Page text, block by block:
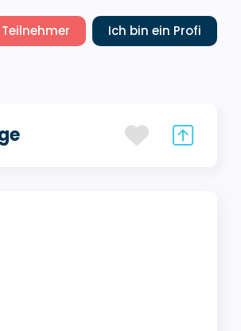
Ich bin ein Profi